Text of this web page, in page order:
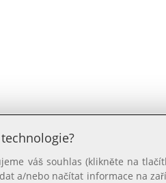
váš souhlas (klikněte na
a/nebo načítat informace na